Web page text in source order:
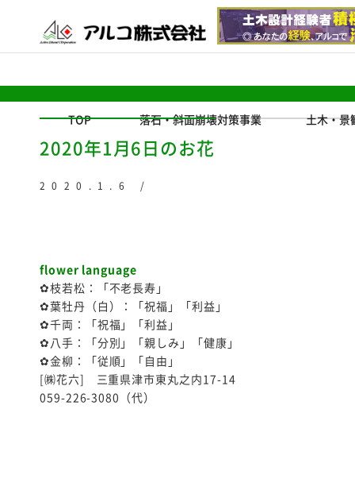
TOP 落石・斜面崩壊対策事業 土木・景
2020年1月6日のお花
2020.1.6 /
flower language
✿枝若松：「不老長寿」
✿葉牡丹（白）：「祝福」「利益」
✿千両：「祝福」「利益」
✿八手：「分別」「親しみ」「健康」
✿金柳：「従順」「自由」
[㈱花六] 三重県津市東丸之内17-14
059-226-3080（代）